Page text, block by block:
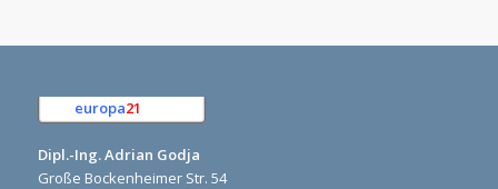
europa21
Dipl.-Ing. Adrian Godja
Große Bockenheimer Str. 54